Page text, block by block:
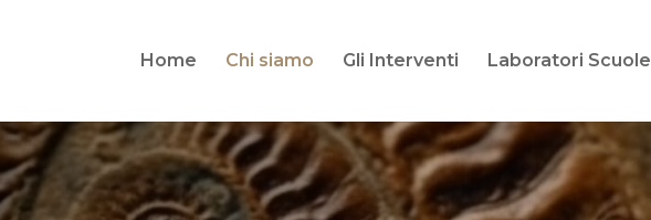
Home Chi siamo Gli Interventi Laboratori Scuole